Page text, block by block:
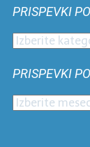
PRISPEVKI
Prispevki
kategorijah
PRISPEVKI
Prispevki